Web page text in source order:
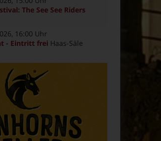
The See See Riders
, 16:00 Uhr
- Eintritt frei Haas-Säle